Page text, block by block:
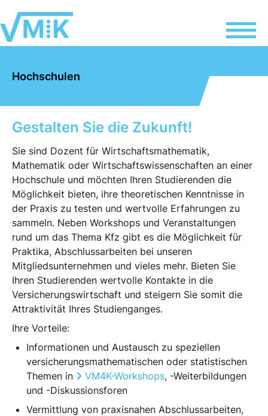
Hochschulen
Gestalten Sie die Zukunft!
Sie sind Dozent für Wirtschaftsmathematik,
Mathematik oder Wirtschaftswissenschaften an einer
Hochschule und möchten Ihren Studierenden die
Möglichkeit bieten, ihre theoretischen Kenntnisse in
der Praxis zu testen und wertvolle Erfahrungen zu
sammeln. Neben Workshops und Veranstaltungen
rund um das Thema Kfz gibt es die Möglichkeit für
Praktika, Abschlussarbeiten bei unseren
Mitgliedsunternehmen und vieles mehr. Bieten Sie
Ihren Studierenden wertvolle Kontakte in die
Versicherungswirtschaft und steigern Sie somit die
Attraktivität Ihres Studienganges.
Ihre Vorteile:
Informationen und Austausch zu speziellen
versicherungsmathematischen oder statistischen
Themen in
VM4K-Workshops, -Weiterbildungen
und -Diskussionsforen
Vermittlung von praxisnahen Abschlussarbeiten,